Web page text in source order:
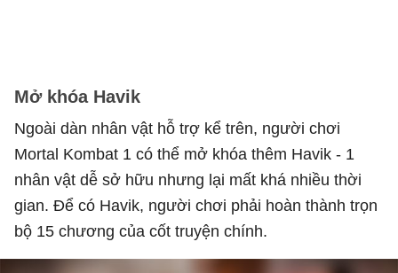
Mở khóa Havik
Ngoài dàn nhân vật hỗ trợ kể trên, người chơi
Mortal Kombat 1 có thể mở khóa thêm Havik - 1
nhân vật dễ sở hữu nhưng lại mất khá nhiều thời
gian. Để có Havik, người chơi phải hoàn thành trọn
bộ 15 chương của cốt truyện chính.